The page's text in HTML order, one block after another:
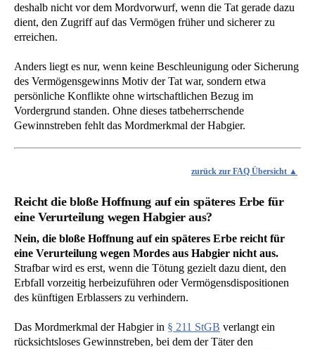
deshalb nicht vor dem Mordvorwurf, wenn die Tat gerade dazu
dient, den Zugriff auf das Vermögen früher und sicherer zu
erreichen.
Anders liegt es nur, wenn keine Beschleunigung oder Sicherung
des Vermögensgewinns Motiv der Tat war, sondern etwa
persönliche Konflikte ohne wirtschaftlichen Bezug im
Vordergrund standen. Ohne dieses tatbeherrschende
Gewinnstreben fehlt das Mordmerkmal der Habgier.
zurück zur FAQ Übersicht
Reicht die bloße Hoffnung auf ein späteres Erbe für
eine Verurteilung wegen Habgier aus?
Nein, die bloße Hoffnung auf ein späteres Erbe reicht für
eine Verurteilung wegen Mordes aus Habgier nicht aus.
Strafbar wird es erst, wenn die Tötung gezielt dazu dient, den
Erbfall vorzeitig herbeizuführen oder Vermögensdispositionen
des künftigen Erblassers zu verhindern.
Das Mordmerkmal der Habgier in § 211 StGB verlangt ein
rücksichtsloses Gewinnstreben, bei dem der Täter den